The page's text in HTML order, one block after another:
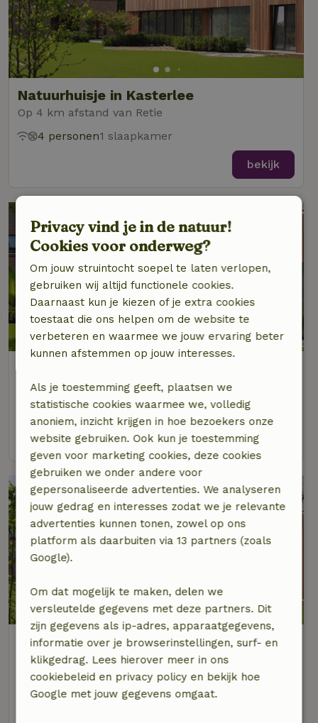
Natuurhuisje in Kasterlee
Op 4 km afstand van Retie
4 personen1 slaapkamer
bekijk
Op 4 km afstand van Retie
2 personen1 slaapkamer
bekijk
Natuurhuisje in Kasterlee
Op 4 km afstand van Retie
2 personen 1 slaapkamer
Privacy vind je in de natuur!
Cookies voor onderweg?
Om jouw struintocht soepel te laten verlopen,
gebruiken wij altijd functionele cookies.
Daarnaast kun je kiezen of je extra cookies
toestaat die ons helpen om de website te
verbeteren en waarmee we jouw ervaring beter
kunnen afstemmen op jouw interesses.
Als je toestemming geeft, plaatsen we
statistische cookies waarmee we, volledig
anoniem, inzicht krijgen in hoe bezoekers onze
website gebruiken. Ook kun je toestemming
geven voor marketing cookies, deze cookies
gebruiken we onder andere voor
gepersonaliseerde advertenties. We analyseren
jouw gedrag en interesses zodat we je relevante
advertenties kunnen tonen, zowel op ons
platform als daarbuiten via 13 partners (zoals
Google).
Om dat mogelijk te maken, delen we
versleutelde gegevens met deze partners. Dit
zijn gegevens als ip-adres, apparaatgegevens,
informatie over je browserinstellingen, surf- en
klikgedrag. Lees hierover meer in ons
cookiebeleid en privacy policy en bekijk hoe
Google met jouw gegevens omgaat.